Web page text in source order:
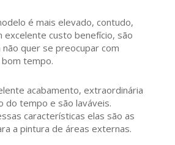
é mais elevado, contudo,
excelente custo benefício, são
quer se preocupar com
tempo.
acabamento, extraordinária
do tempo e são laváveis.
características elas são as
a pintura de áreas externas.